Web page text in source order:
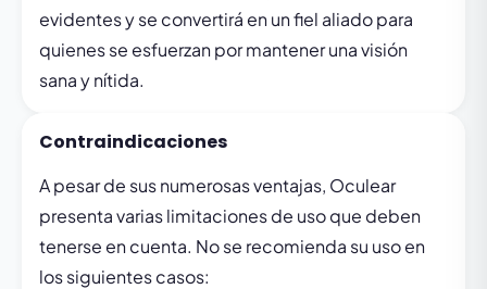
evidentes y se convertirá en un fiel aliado para
quienes se esfuerzan por mantener una visión
sana y nítida.
Contraindicaciones
A pesar de sus numerosas ventajas, Oculear
presenta varias limitaciones de uso que deben
tenerse en cuenta. No se recomienda su uso en
los siguientes casos: